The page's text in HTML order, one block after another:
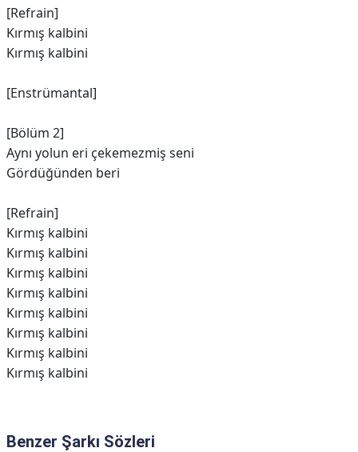
[Refrain]
Kırmış kalbini
Kırmış kalbini
[Enstrümantal]
[Bölüm 2]
Aynı yolun eri çekemezmiş seni
Gördüğünden beri
[Refrain]
Kırmış kalbini
Kırmış kalbini
Kırmış kalbini
Kırmış kalbini
Kırmış kalbini
Kırmış kalbini
Kırmış kalbini
Kırmış kalbini
Benzer Şarkı Sözleri